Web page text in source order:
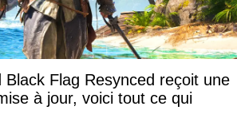
Black Flag Resynced reçoit une
à jour, voici tout ce qui